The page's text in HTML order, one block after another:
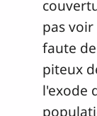
pas
faute
piteux
l'exode